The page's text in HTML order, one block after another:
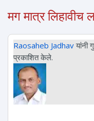
मग मात्र लिहावीच
Raosaheb Jadhavयांनी
प्रकाशित केले.